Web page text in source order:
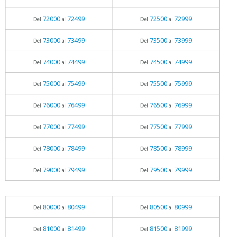
Del 72000al 72499 Del 72500al 72999
Del 73000al 73499 Del 73500al 73999
Del 74000al 74499 Del 74500al 74999
Del 75000al 75499 Del 75500al 75999
Del 76000al 76499 Del 76500al 76999
Del 77000al 77499 Del 77500al 77999
Del 78000al 78499 Del 78500al 78999
Del 79000al 79499 Del 79500al 79999
Del 80000al 80499 Del 80500al 80999
Del 81000al 81499 Del 81500al 81999